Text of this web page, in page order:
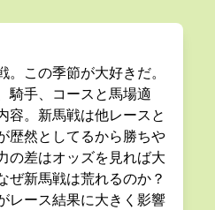
この季節が大好きだ。
騎手、コースと馬場適
容。新馬戦は他レースと
歴然としてるから勝ちや
の差はオッズを見れば大
ぜ新馬戦は荒れるのか？
レース結果に大きく影響